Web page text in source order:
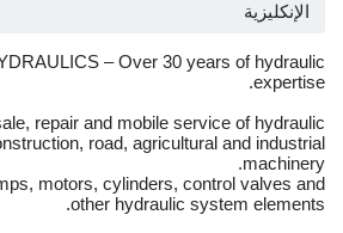
الإنكليزية
– Over 30 years of hydraulic
expertise.
repair and mobile service of hydraulic
road, agricultural and industrial
machinery.
motors, cylinders, control valves and
other hydraulic system elements.